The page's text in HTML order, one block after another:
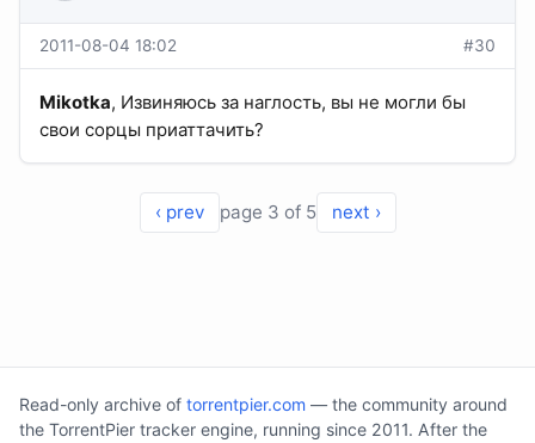
2011-08-04 18:02 #30
Mikotka, Извиняюсь за наглость, вы не могли бы
свои сорцы приаттачить?
‹ prev page 3 of 5 next ›
Read-only archive of torrentpier.com — the community around
the TorrentPier tracker engine, running since 2011. After the